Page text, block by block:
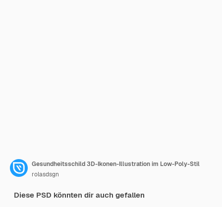
Gesundheitsschild 3D-Ikonen-Illustration im Low-Poly-Stil
rolasdsgn
Diese PSD könnten dir auch gefallen